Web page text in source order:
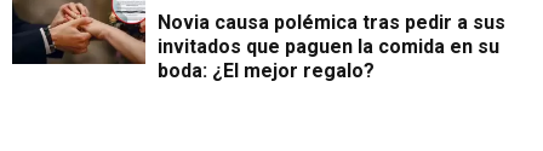
Novia causa polémica tras pedir a sus
invitados que paguen la comida en su
boda: ¿El mejor regalo?